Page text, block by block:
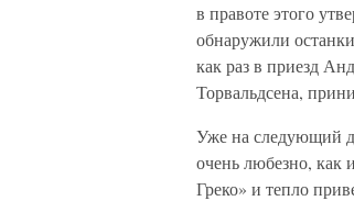
в правоте этого
обнаружили
как раз в приезд
Торвальдсена,
Уже на следующий
очень любезно, как
Греко» и тепло